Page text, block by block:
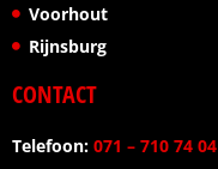
Voorhout
Rijnsburg
CONTACT
Telefoon: 071 – 710 74 04